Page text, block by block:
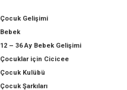
Çocuk Gelişimi
Bebek
12 – 36 Ay Bebek Gelişimi
Çocuklar için Cicicee
Çocuk Kulübü
Çocuk Şarkıları